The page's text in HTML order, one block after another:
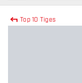
Top 10 Tiges